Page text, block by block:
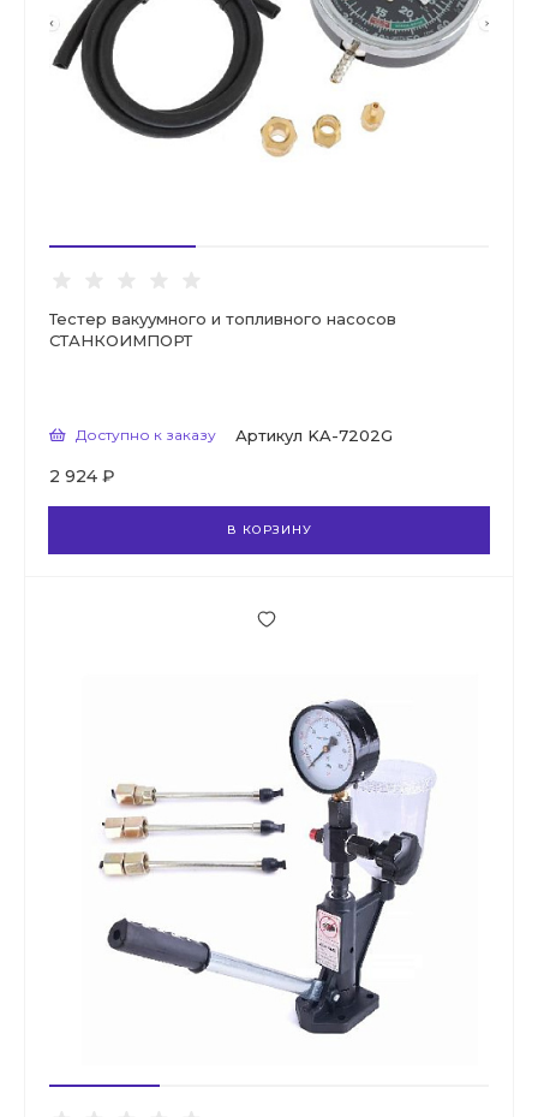
Тестер вакуумного и топливного насосов
СТАНКОИМПОРТ
Доступно к заказу Артикул KA-7202G
2 924 ₽
В КОРЗИНУ